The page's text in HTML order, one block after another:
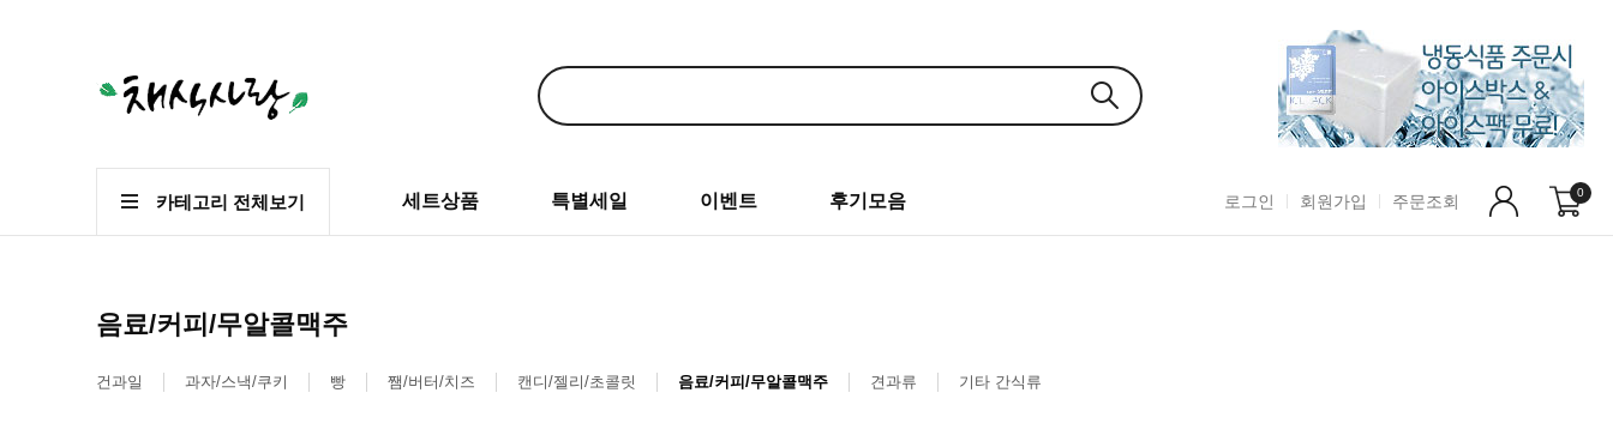
카테고리 전체보기 세트상품 특별세일 이벤트 후기모음 로그인 회원가입 주문조회 0
음료/커피/무알콜맥주
건과일 과자/스낵/쿠키 빵 쨈/버터/치즈 캔디/젤리/초콜릿 음료/커피/무알콜맥주 견과류 기타 간식류